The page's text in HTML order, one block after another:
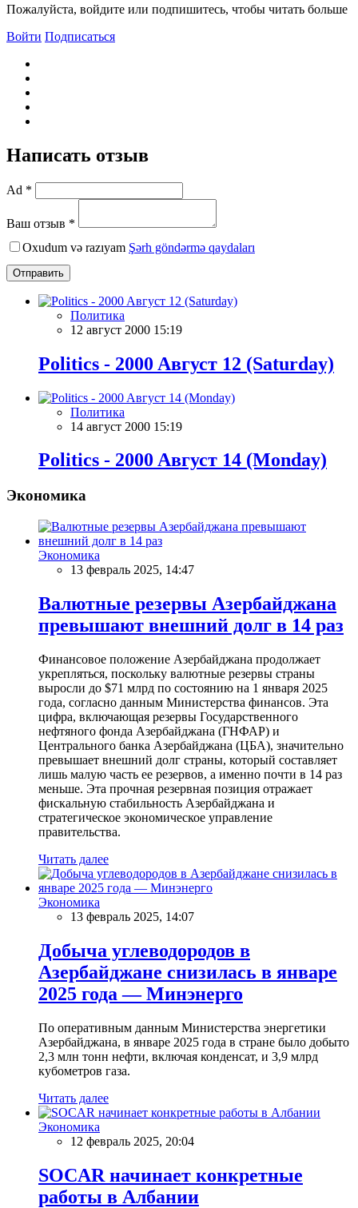
Пожалуйста, войдите или подпишитесь, чтобы читать больше
Войти Подписаться
Написать отзыв
Ad *
Ваш отзыв *
Oxudum və razıyam Şərh göndərmə qaydaları
Отправить
Политика
12 август 2000 15:19
Politics - 2000 Aвгуст 12 (Saturday)
Политика
14 август 2000 15:19
Politics - 2000 Aвгуст 14 (Monday)
Экономика
Экономика
13 февраль 2025, 14:47
Валютные резервы Азербайджана
превышают внешний долг в 14 раз
Финансовое положение Азербайджана продолжает
укрепляться, поскольку валютные резервы страны
выросли до $71 млрд по состоянию на 1 января 2025
года, согласно данным Министерства финансов. Эта
цифра, включающая резервы Государственного
нефтяного фонда Азербайджана (ГНФАР) и
Центрального банка Азербайджана (ЦБА), значительно
превышает внешний долг страны, который составляет
лишь малую часть ее резервов, а именно почти в 14 раз
меньше. Эта прочная резервная позиция отражает
фискальную стабильность Азербайджана и
стратегическое экономическое управление
правительства.
Читать далее
Экономика
13 февраль 2025, 14:07
Добыча углеводородов в
Азербайджане снизилась в январе
2025 года — Минэнерго
По оперативным данным Министерства энергетики
Азербайджана, в январе 2025 года в стране было добыто
2,3 млн тонн нефти, включая конденсат, и 3,9 млрд
кубометров газа.
Читать далее
Экономика
12 февраль 2025, 20:04
SOCAR начинает конкретные
работы в Албании